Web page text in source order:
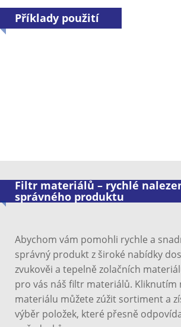
Příklady použití
Filtr materiálů – rychlé
správného produktu
Abychom vám pomohli rychle a
správný produkt z široké nabídky
zvukověi a tepelně zolačních
pro vás náš filtr materiálů. Kliknutím
materiálu můžete zúžit sortiment a
výběr položek, které přesně